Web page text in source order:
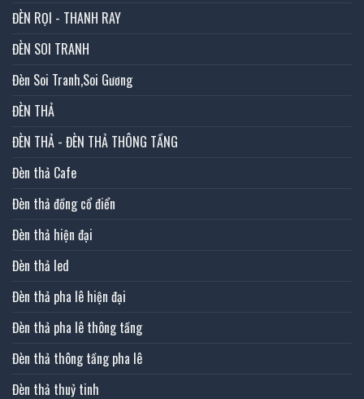
ĐÈN RỌI - THANH RAY
ĐÈN SOI TRANH
Đèn Soi Tranh,Soi Gương
ĐÈN THẢ
ĐÈN THẢ - ĐÈN THẢ THÔNG TẦNG
Đèn thả Cafe
Đèn thả đồng cổ điển
Đèn thả hiện đại
Đèn thả led
Đèn thả pha lê hiện đại
Đèn thả pha lê thông tầng
Đèn thả thông tầng pha lê
Đèn thả thuỷ tinh